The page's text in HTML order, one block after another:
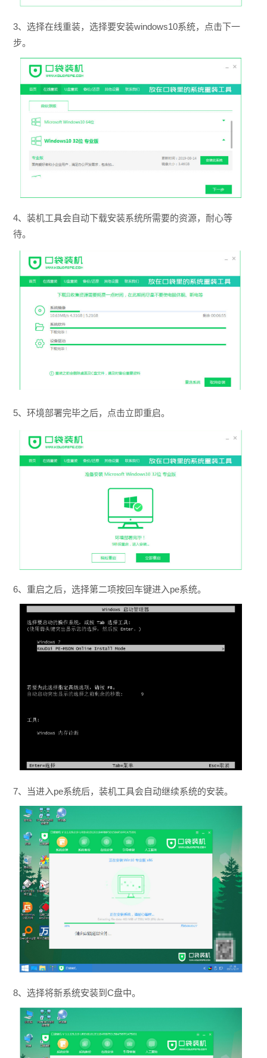
3、选择在线重装，选择要安装windows10系统，点击下一
步。
4、装机工具会自动下载安装系统所需要的资源，耐心等
待。
5、环境部署完毕之后，点击立即重启。
6、重启之后，选择第二项按回车键进入pe系统。
7、当进入pe系统后，装机工具会自动继续系统的安装。
8、选择将新系统安装到C盘中。